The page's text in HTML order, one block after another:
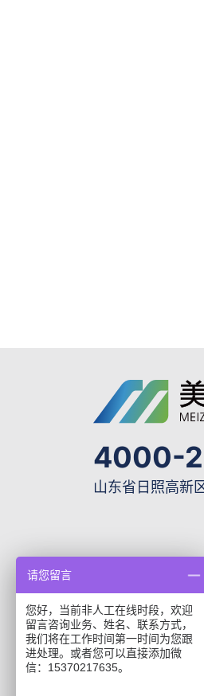
4000-
山东省日照高新
请您留言
您好，当前非人工在线时段，欢迎
留言咨询业务、姓名、联系方式，
我们将在工作时间第一时间为您跟
进处理。或者您可以直接添加微
信：15370217635。